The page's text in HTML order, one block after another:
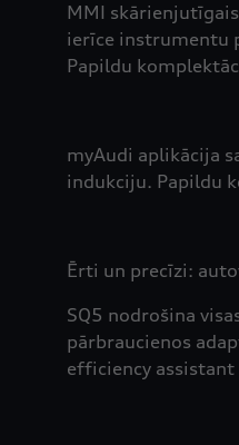
MMI
ierīce instrumentu
Papildu
myAudi aplikācija
indukciju. Papildu
Ērti un precīzi:
SQ5 nodrošina
pārbraucienos
efficiency